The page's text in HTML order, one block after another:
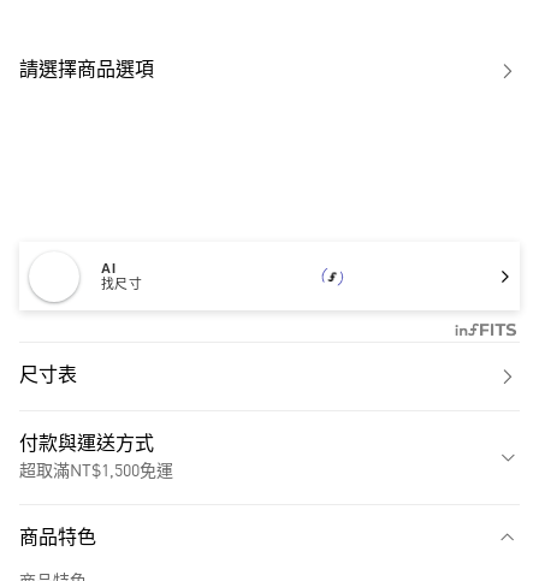
請選擇商品選項
AI
找尺寸
尺寸表
付款與運送方式
超取滿NT$1,500免運
商品特色